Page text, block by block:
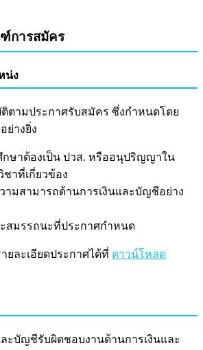
การสมัคร
น่ง
ตามประกาศรับสมัคร ซึ่งกำหนดโดย
ย่างยิ่ง
กษาต้องเป็น ปวส. หรืออนุปริญญาใน
าที่เกี่ยวข้อง
ามสามารถด้านการเงินและบัญชีอย่าง
สมรรถนะที่ประกาศกำหนด
ยละเอียดประกาศได้ที่ ดาวน์โหลด
ละบัญชีรับผิดชอบงานด้านการเงินและ